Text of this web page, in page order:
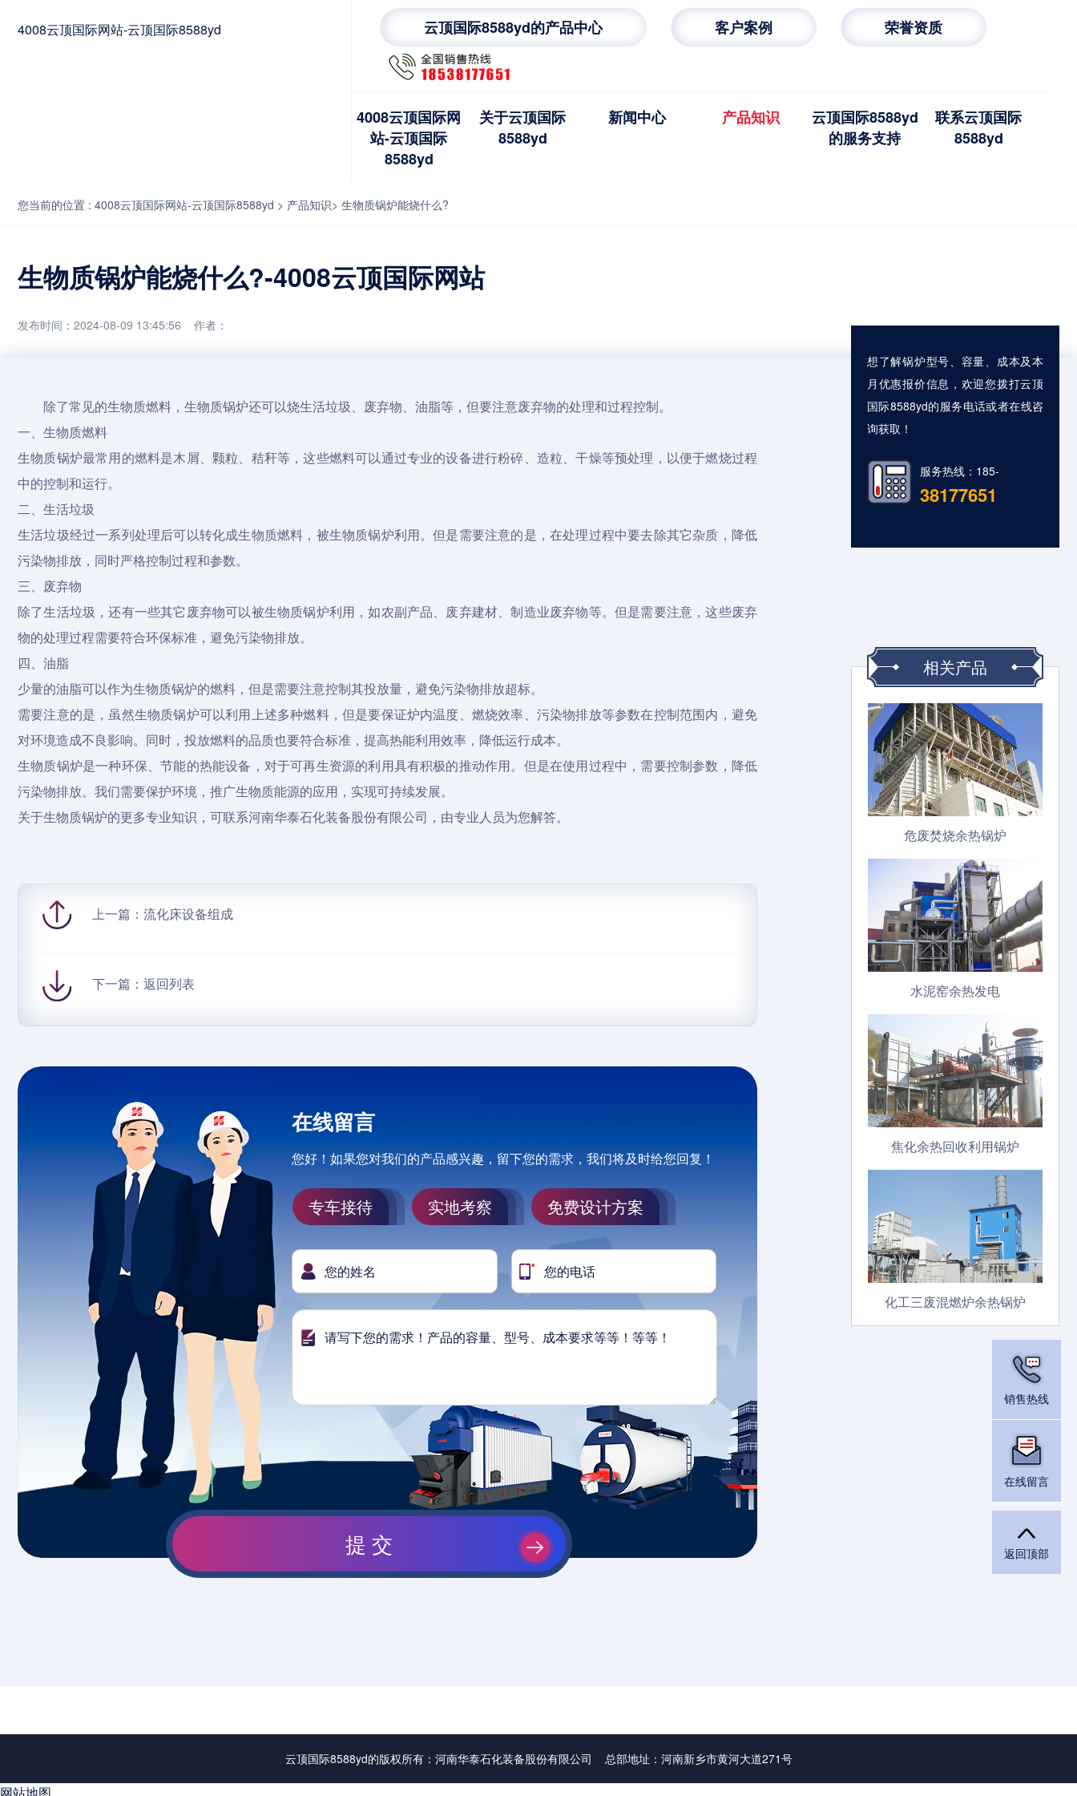
4008云顶国际网站-云顶国际8588yd 云顶国际8588yd的产品中心 客户案例 荣誉资质
4008云顶国际网
站-云顶国际
8588yd
关于云顶国际
8588yd
新闻中心 产品知识
云顶国际8588yd
的服务支持
联系云顶国际
8588yd
您当前的位置 : 4008云顶国际网站-云顶国际8588yd > 产品知识> 生物质锅炉能烧什么?
生物质锅炉能烧什么?-4008云顶国际网站
发布时间：2024-08-09 13:45:56 作者：
除了常见的生物质燃料，生物质锅炉还可以烧生活垃圾、废弃物、油脂等，但要注意废弃物的处理和过程控制。
一、生物质燃料
生物质锅炉最常用的燃料是木屑、颗粒、秸秆等，这些燃料可以通过专业的设备进行粉碎、造粒、干燥等预处理，以便于燃烧过程
中的控制和运行。
二、生活垃圾
生活垃圾经过一系列处理后可以转化成生物质燃料，被生物质锅炉利用。但是需要注意的是，在处理过程中要去除其它杂质，降低
污染物排放，同时严格控制过程和参数。
三、废弃物
除了生活垃圾，还有一些其它废弃物可以被生物质锅炉利用，如农副产品、废弃建材、制造业废弃物等。但是需要注意，这些废弃
物的处理过程需要符合环保标准，避免污染物排放。
四、油脂
少量的油脂可以作为生物质锅炉的燃料，但是需要注意控制其投放量，避免污染物排放超标。
需要注意的是，虽然生物质锅炉可以利用上述多种燃料，但是要保证炉内温度、燃烧效率、污染物排放等参数在控制范围内，避免
对环境造成不良影响。同时，投放燃料的品质也要符合标准，提高热能利用效率，降低运行成本。
生物质锅炉是一种环保、节能的热能设备，对于可再生资源的利用具有积极的推动作用。但是在使用过程中，需要控制参数，降低
污染物排放。我们需要保护环境，推广生物质能源的应用，实现可持续发展。
关于生物质锅炉的更多专业知识，可联系河南华泰石化装备股份有限公司，由专业人员为您解答。
上一篇： 流化床设备组成
下一篇： 返回列表
在线留言
您好！如果您对我们的产品感兴趣，留下您的需求，我们将及时给您回复！
专车接待 实地考察 免费设计方案
想了解锅炉型号、容量、成本及本
月优惠报价信息，欢迎您拨打云顶
国际8588yd的服务电话或者在线咨
询获取！
服务热线：185-
38177651
相关产品
危废焚烧余热锅炉
水泥窑余热发电
焦化余热回收利用锅炉
化工三废混燃炉余热锅炉
云顶国际8588yd的版权所有：河南华泰石化装备股份有限公司 总部地址：河南新乡市黄河大道271号
销售热线
在线留言
返回顶部